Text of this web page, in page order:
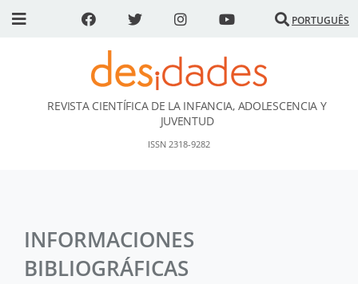
PORTUGUÊS
DESidades
REVISTA CIENTÍFICA DE LA INFANCIA, ADOLESCENCIA Y
JUVENTUD
ISSN 2318-9282
INFORMACIONES
BIBLIOGRÁFICAS